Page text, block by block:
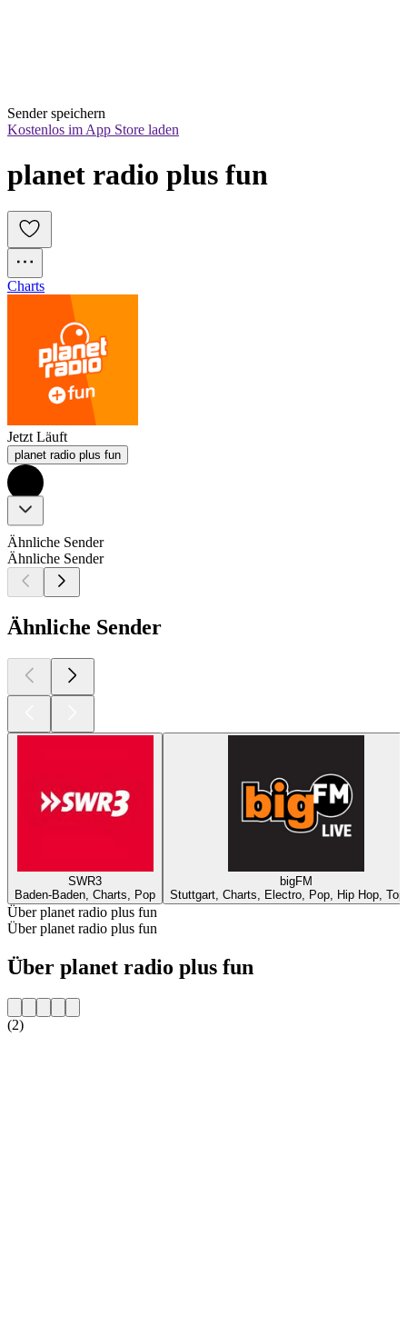
Sender speichern
Kostenlos im App Store laden
planet radio plus fun
Charts
Jetzt Läuft
planet radio plus fun
Ähnliche Sender
Ähnliche Sender
Ähnliche Sender
SWR3
Baden-Baden, Charts, Pop
bigFM
Stuttgart, Charts, Electro, Pop, Hip Hop,
Über planet radio plus fun
Über planet radio plus fun
Über planet radio plus fun
(2)